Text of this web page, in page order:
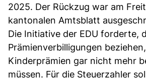
2025. Der Rückzug war am
kantonalen Amtsblatt
Die Initiative der EDU forderte,
Prämienverbilligungen
Kinderprämien gar nicht mehr
müssen. Für die Steuerzahler